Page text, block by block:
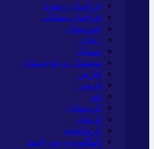
خراسان رضوی
خراسان شمالی
خوزستان
زنجان
سمنان
سیستان و بلوچستان
فارس
قزوین
قم
کردستان
کرمان
کرمانشاه
کهگلویه و بویر احمد